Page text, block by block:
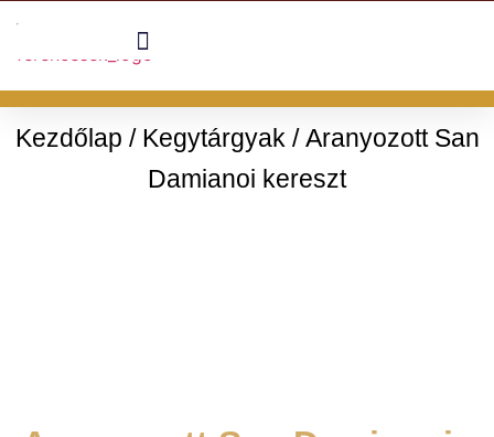
Kezdőlap / Kegytárgyak / Aranyozott San
Damianoi kereszt